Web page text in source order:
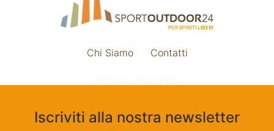
Chi Siamo Contatti
Iscriviti alla nostra newsletter